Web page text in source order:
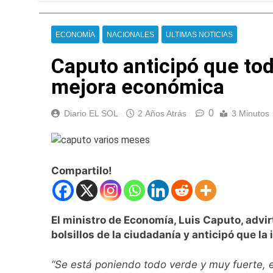
El temporal se
5 Horas Atrás
Kicillof marchó
6 Horas Atrás
Renunció el
7 Horas Atrás
8 Horas Atrás
8 Horas Atrás
La Diócesis de
La Línea 148
9 Horas Atrás
9 Horas Atrás
ECONOMÍA NACIONALES ULTIMAS NOTICIAS
Caputo anticipó que
mejora económica
Diario EL SOL 2 Años Atrás 0 3 Minutos
Compartilo!
El ministro de Economía, Luis Caputo,
bolsillos de la ciudadanía y anticipó que
“Se está poniendo todo verde y muy